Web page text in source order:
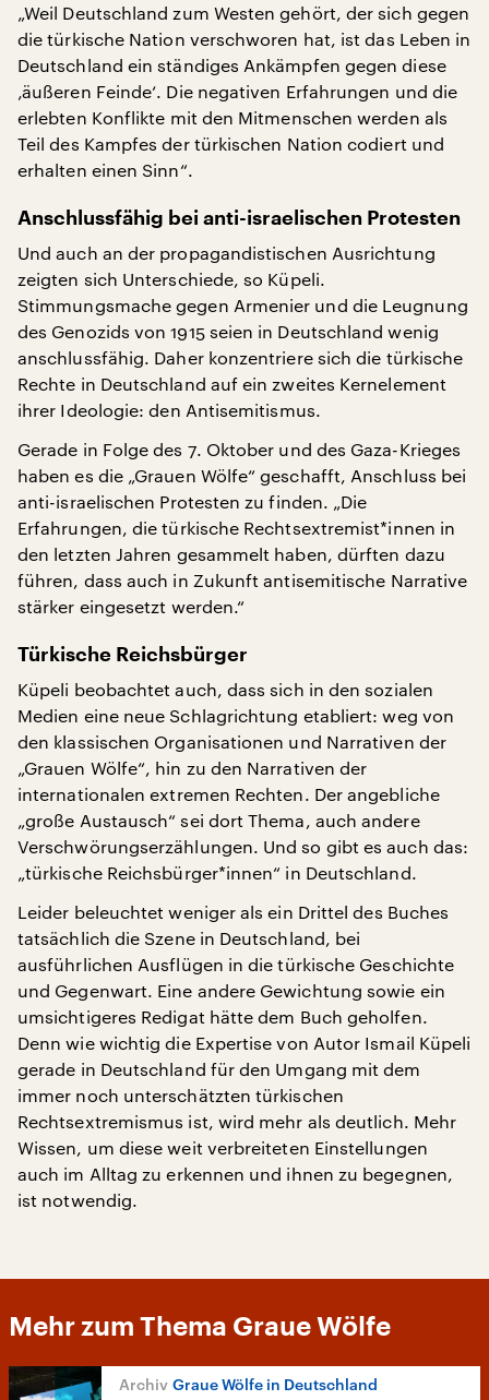
„Weil Deutschland zum Westen gehört, der sich gegen
die türkische Nation verschworen hat, ist das Leben in
Deutschland ein ständiges Ankämpfen gegen diese
‚äußeren Feinde‘. Die negativen Erfahrungen und die
erlebten Konflikte mit den Mitmenschen werden als
Teil des Kampfes der türkischen Nation codiert und
erhalten einen Sinn“.
Anschlussfähig bei anti-israelischen Protesten
Und auch an der propagandistischen Ausrichtung
zeigten sich Unterschiede, so Küpeli.
Stimmungsmache gegen Armenier und die Leugnung
des Genozids von 1915 seien in Deutschland wenig
anschlussfähig. Daher konzentriere sich die türkische
Rechte in Deutschland auf ein zweites Kernelement
ihrer Ideologie: den Antisemitismus.
Gerade in Folge des 7. Oktober und des Gaza-Krieges
haben es die „Grauen Wölfe“ geschafft, Anschluss bei
anti-israelischen Protesten zu finden. „Die
Erfahrungen, die türkische Rechtsextremist*innen in
den letzten Jahren gesammelt haben, dürften dazu
führen, dass auch in Zukunft antisemitische Narrative
stärker eingesetzt werden.“
Türkische Reichsbürger
Küpeli beobachtet auch, dass sich in den sozialen
Medien eine neue Schlagrichtung etabliert: weg von
den klassischen Organisationen und Narrativen der
„Grauen Wölfe“, hin zu den Narrativen der
internationalen extremen Rechten. Der angebliche
„große Austausch“ sei dort Thema, auch andere
Verschwörungserzählungen. Und so gibt es auch das:
„türkische Reichsbürger*innen“ in Deutschland.
Leider beleuchtet weniger als ein Drittel des Buches
tatsächlich die Szene in Deutschland, bei
ausführlichen Ausflügen in die türkische Geschichte
und Gegenwart. Eine andere Gewichtung sowie ein
umsichtigeres Redigat hätte dem Buch geholfen.
Denn wie wichtig die Expertise von Autor Ismail Küpeli
gerade in Deutschland für den Umgang mit dem
immer noch unterschätzten türkischen
Rechtsextremismus ist, wird mehr als deutlich. Mehr
Wissen, um diese weit verbreiteten Einstellungen
auch im Alltag zu erkennen und ihnen zu begegnen,
ist notwendig.
Mehr zum Thema Graue Wölfe
Graue Wölfe in Deutschland